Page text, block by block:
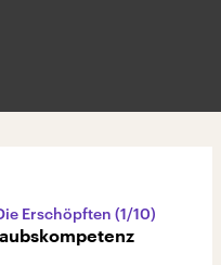
Erschöpften (1/10)